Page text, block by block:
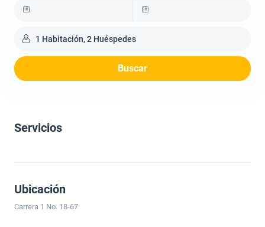
1 Habitación, 2 Huéspedes
Buscar
Servicios
Ubicación
Carrera 1 No. 18-67